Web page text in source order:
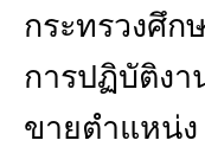
กระทรวงศึก
การปฏิบัติงา
ขายตำแหน่